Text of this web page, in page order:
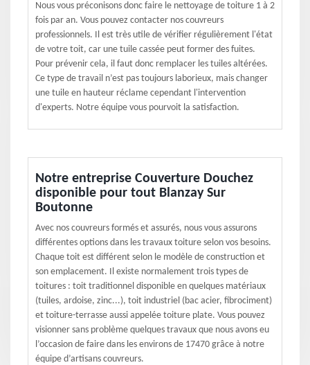
Nous vous préconisons donc faire le nettoyage de toiture 1 à 2
fois par an. Vous pouvez contacter nos couvreurs
professionnels. Il est très utile de vérifier régulièrement l'état
de votre toit, car une tuile cassée peut former des fuites.
Pour prévenir cela, il faut donc remplacer les tuiles altérées.
Ce type de travail n’est pas toujours laborieux, mais changer
une tuile en hauteur réclame cependant l'intervention
d'experts. Notre équipe vous pourvoit la satisfaction.
Notre entreprise Couverture Douchez
disponible pour tout Blanzay Sur
Boutonne
Avec nos couvreurs formés et assurés, nous vous assurons
différentes options dans les travaux toiture selon vos besoins.
Chaque toit est différent selon le modèle de construction et
son emplacement. Il existe normalement trois types de
toitures : toit traditionnel disponible en quelques matériaux
(tuiles, ardoise, zinc...), toit industriel (bac acier, fibrociment)
et toiture-terrasse aussi appelée toiture plate. Vous pouvez
visionner sans problème quelques travaux que nous avons eu
l’occasion de faire dans les environs de 17470 grâce à notre
équipe d’artisans couvreurs.